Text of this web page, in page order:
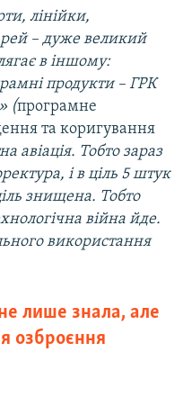
лінійки,
– дуже великий
в іншому:
продукти – ГРК
(програмне
та коригування
авіація. Тобто зараз
і в ціль 5 штук
знищена. Тобто
війна йде.
використання
лише знала, але
озброєння